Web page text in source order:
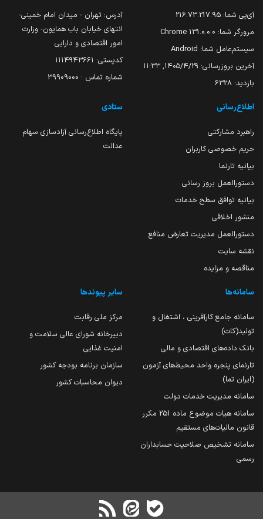
آی‌پی شما: 216.73.217.95
مرورگر شما: 131.0.0.0 Chrome
سیستم‌عامل شما: Android
آخرین بروزرسانی: ۱۴۰۵/۴/۲۹, ۱۱:۳۳
بازدید: 6328
آدرس: تهران - میدان امام خمینی-
انتهای خیابان باب همایون- وزارت
امور اقتصادی و دارایی
کدپستی: ۱۱۱۴۹۴۳۶۶۱
شماره تماس : 39909000
اطلاع‌رسانی
راهبرد مشارکتی
حریم خصوصی کاربران
بیانیه تارنما
دستورالعمل بروز رسانی
بیانیه توافق سطح خدمات
منشور اخلاقی
دستورالعمل مدیریت تعارض منافع
نقشه سایت
مناقصه و مزایده
ستادی
پایگاه اطلاع‌رسانی آزادسازی سهام
عدالت
سامانه‌ها
سامانه جامع کارآفرینی ، اشتغال و
تولید(کات)
بانک داده‌های اقتصادی و مالی
تارنمای پنجره واحد محیط‌های آزمون
(ایران تما)
سامانه مدیریت خدمات دولت
سامانه هیات موضوع ماده 251 مکرر
قانون مالیات‌های مستقیم
سامانه تشخیص صلاحیت حسابداران
رسمی
سایر پیوندها
مرکز ملی رقابت
دبیرخانه شورای عالی سلامت و
امنیت غذایی
سازمان برنامه بودجه کشور
دیوان محاسبات کشور